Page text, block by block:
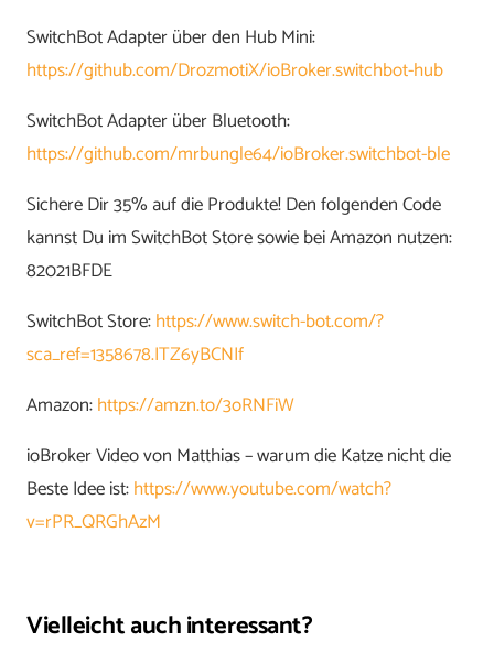
SwitchBot Adapter über den Hub Mini:
https://github.com/DrozmotiX/ioBroker.switchbot-hub
SwitchBot Adapter über Bluetooth:
https://github.com/mrbungle64/ioBroker.switchbot-ble
Sichere Dir 35% auf die Produkte! Den folgenden Code
kannst Du im SwitchBot Store sowie bei Amazon nutzen:
82021BFDE
SwitchBot Store:https://www.switch-bot.com/?
sca_ref=1358678.ITZ6yBCNIf
Amazon:https://amzn.to/3oRNFiW
ioBroker Video von Matthias – warum die Katze nicht die
Beste Idee ist:https://www.youtube.com/watch?
v=rPR_QRGhAzM
Vielleicht auch interessant?